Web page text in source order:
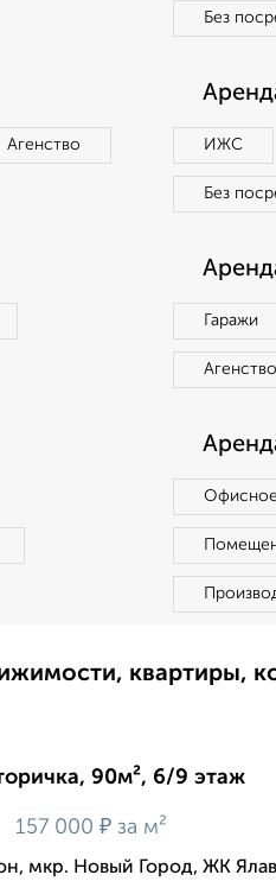
Без
Агенство ИЖС
Без
Гаражи
Агенство
квартиры,
90м², 6/9 этаж
157 000 ₽ за м²
мкр. Новый Город, ЖК